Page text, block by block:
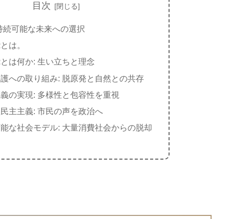
目次
続可能な未来への選択
は。
は何か: 生い立ちと理念
への取り組み: 脱原発と自然との共存
の実現: 多様性と包容性を重視
主主義: 市民の声を政治へ
な社会モデル: 大量消費社会からの脱却